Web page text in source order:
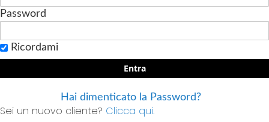
Password
Ricordami
Entra
Hai dimenticato la Password?
Sei un nuovo cliente? Clicca qui.